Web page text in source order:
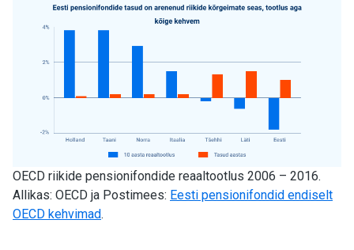
OECD riikide pensionifondide reaaltootlus 2006 – 2016.
Allikas: OECD ja Postimees: Eesti pensionifondid endiselt
OECD kehvimad.